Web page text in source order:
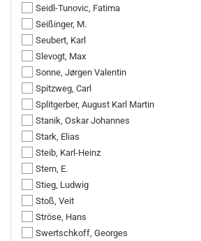
Seidl-Tunovic, Fatima
Seißinger, M.
Seubert, Karl
Slevogt, Max
Sonne, Jørgen Valentin
Spitzweg, Carl
Splitgerber, August Karl Martin
Stanik, Oskar Johannes
Stark, Elias
Steib, Karl-Heinz
Stern, E.
Stieg, Ludwig
Stoß, Veit
Ströse, Hans
Swertschkoff, Georges